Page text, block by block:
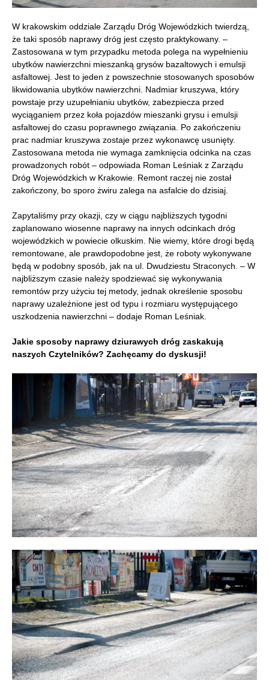
W krakowskim oddziale Zarządu Dróg Wojewódzkich twierdzą,
że taki sposób naprawy dróg jest często praktykowany. –
Zastosowana w tym przypadku metoda polega na wypełnieniu
ubytków nawierzchni mieszanką grysów bazaltowych i emulsji
asfaltowej. Jest to jeden z powszechnie stosowanych sposobów
likwidowania ubytków nawierzchni. Nadmiar kruszywa, który
powstaje przy uzupełnianiu ubytków, zabezpiecza przed
wyciąganiem przez koła pojazdów mieszanki grysu i emulsji
asfaltowej do czasu poprawnego związania. Po zakończeniu
prac nadmiar kruszywa zostaje przez wykonawcę usunięty.
Zastosowana metoda nie wymaga zamknięcia odcinka na czas
prowadzonych robót – odpowiada Roman Leśniak z Zarządu
Dróg Wojewódzkich w Krakowie. Remont raczej nie został
zakończony, bo sporo żwiru zalega na asfalcie do dzisiaj.
Zapytaliśmy przy okazji, czy w ciągu najbliższych tygodni
zaplanowano wiosenne naprawy na innych odcinkach dróg
wojewódzkich w powiecie olkuskim. Nie wiemy, które drogi będą
remontowane, ale prawdopodobne jest, że roboty wykonywane
będą w podobny sposób, jak na ul. Dwudziestu Straconych. – W
najbliższym czasie należy spodziewać się wykonywania
remontów przy użyciu tej metody, jednak określenie sposobu
naprawy uzależnione jest od typu i rozmiaru występującego
uszkodzenia nawierzchni – dodaje Roman Leśniak.
Jakie sposoby naprawy dziurawych dróg zaskakują
naszych Czytelników? Zachęcamy do dyskusji!